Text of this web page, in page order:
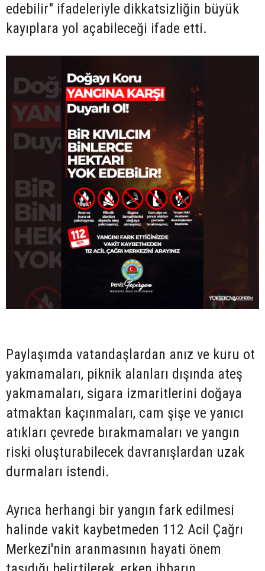
edebilir" ifadeleriyle dikkatsizliğin büyük
kayıplara yol açabileceği ifade etti.
Paylaşımda vatandaşlardan anız ve kuru ot
yakmamaları, piknik alanları dışında ateş
yakmamaları, sigara izmaritlerini doğaya
atmaktan kaçınmaları, cam şişe ve yanıcı
atıkları çevrede bırakmamaları ve yangın
riski oluşturabilecek davranışlardan uzak
durmaları istendi.
Ayrıca herhangi bir yangın fark edilmesi
halinde vakit kaybetmeden 112 Acil Çağrı
Merkezi'nin aranmasının hayati önem